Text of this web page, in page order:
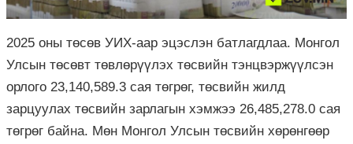
2025 оны төсөв УИХ-аар эцэслэн батлагдлаа. Монгол
Улсын төсөвт төвлөрүүлэх төсвийн тэнцвэржүүлсэн
орлого 23,140,589.3 сая төгрөг, төсвийн жилд
зарцуулах төсвийн зарлагын хэмжээ 26,485,278.0 сая
төгрөг байна. Мөн Монгол Улсын төсвийн хөрөнгөөр